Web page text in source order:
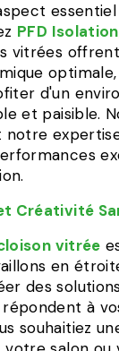
PFD Isolation
vitrées
optimale,
d'un
et paisible.
notre
Créativité
vitrée
en
des
répondent à
souhaitiez